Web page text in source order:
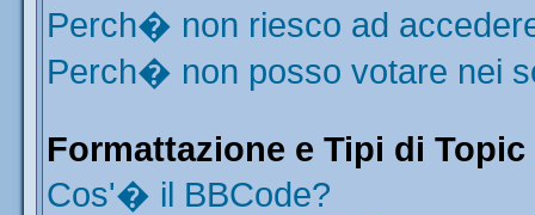
Perch� non riesco ad
Perch� non posso votare nei
Formattazione e Tipi di Topic
Cos'� il BBCode?